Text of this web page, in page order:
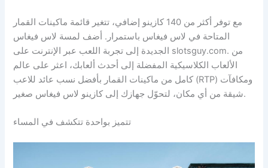
مع توفر أكثر من 140 كازينو إضافي، تتغير قائمة ماكينات القمار
المتاحة في لاس فيغاس باستمرار. أضف لمسة لاس فيغاس
الجديدة إلى تجربة اللعب عبر الإنترنت على slotsguy.com. من
الألعاب الكلاسيكية المفضلة إلى أحدث ألعابك، اعثر على عالم
كامل من ماكينات القمار بأفضل نسب عائد للاعب (RTP) ومكافآت
شيقة من أي مكان، لتحوّل جهازك إلى كازينو لاس فيغاس صغير.
تتميز بواحدة تتكشف في المساء